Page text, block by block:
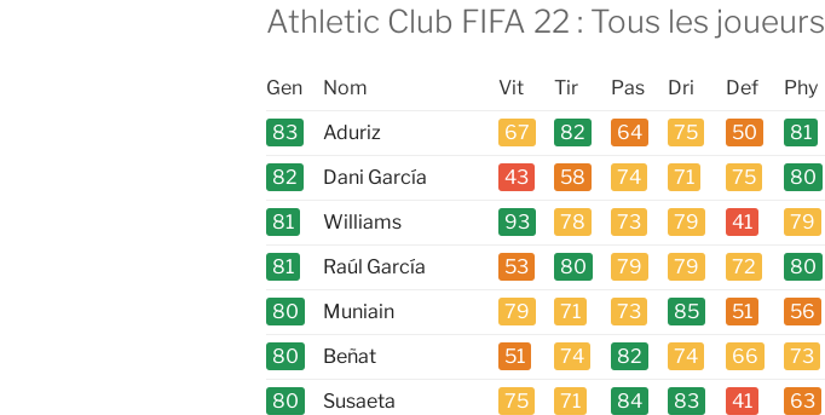
Athletic Club FIFA 22 : Tous les joueurs
Gen Nom Vit Tir Pas Dri Def Phy
83
Aduriz 67 82 64 75 50 81
82
Dani García 43 58 74 71 75 80
81
Williams 93 78 73 79 41 79
81
Raúl García 53 80 79 79 72 80
80
Muniain 79 71 73 85 51 56
80
Beñat 51 74 82 74 66 73
80
Susaeta 75 71 84 83 41 63